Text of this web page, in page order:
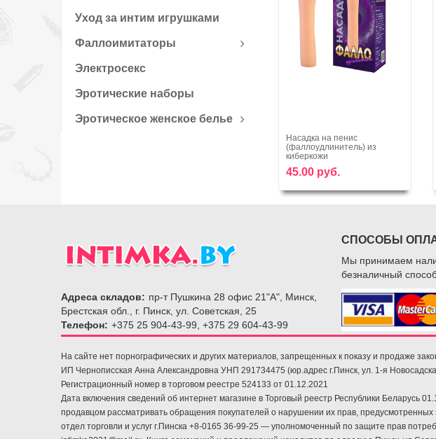
Уход за интим игрушками
Фаллоимитаторы
Электросекс
Эротические наборы
Эротическое женское белье
В корзину
Насадка на пенис
(фаллоудлинитель) из
киберкожи
45.00 руб.
Адреса складов: пр-т Пушкина 28 офис 21"А", Минск,
Брестская обл., г. Пинск, ул. Советская, 25
Телефон: +375 25 904-43-99, +375 29 604-43-99
СПОСОБЫ
Мы принимаем
безналичный
На сайте нет порнографических и других материалов, запрещенных к показу и продаже
ИП Чернописская Анна Александровна УНП 291734475 (юр.адрес г.Пинск, ул. 1-я
Регистрационный номер в торговом реестре 524133 от 01.12.2021
Дата включения сведений об интернет магазине в Торговый реестр Республики
продавцом рассматривать обращения покупателей о нарушении их прав,
отдел торговли и услуг г.Пинска +8-0165 36-99-25 — уполномоченный по защите прав